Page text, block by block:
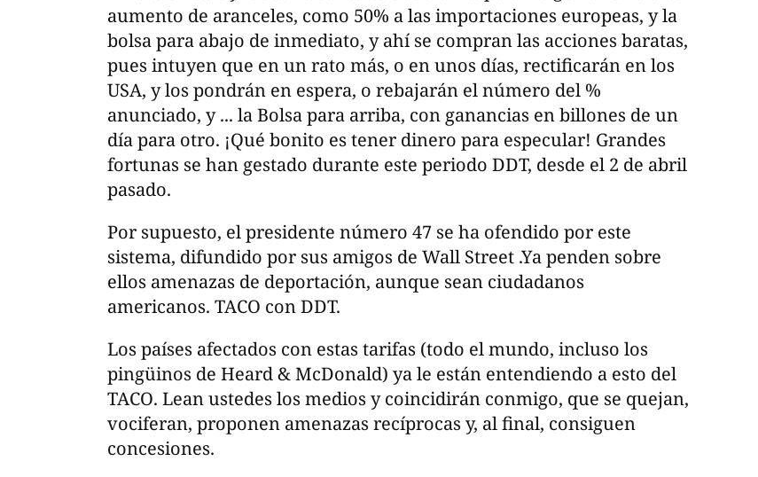
aumento de aranceles, como 50% a las importaciones europeas, y la
bolsa para abajo de inmediato, y ahí se compran las acciones baratas,
pues intuyen que en un rato más, o en unos días, rectificarán en los
USA, y los pondrán en espera, o rebajarán el número del %
anunciado, y ... la Bolsa para arriba, con ganancias en billones de un
día para otro. ¡Qué bonito es tener dinero para especular! Grandes
fortunas se han gestado durante este periodo DDT, desde el 2 de abril
pasado.
Por supuesto, el presidente número 47 se ha ofendido por este
sistema, difundido por sus amigos de Wall Street .Ya penden sobre
ellos amenazas de deportación, aunque sean ciudadanos
americanos. TACO con DDT.
Los países afectados con estas tarifas (todo el mundo, incluso los
pingüinos de Heard & McDonald) ya le están entendiendo a esto del
TACO. Lean ustedes los medios y coincidirán conmigo, que se quejan,
vociferan, proponen amenazas recíprocas y, al final, consiguen
concesiones.